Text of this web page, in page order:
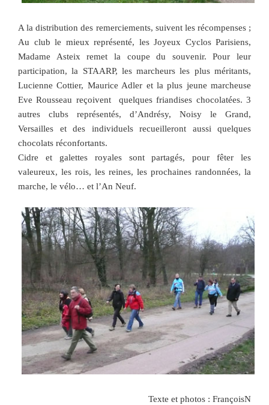
A la distribution des remerciements, suivent les récompenses ;
Au club le mieux représenté, les Joyeux Cyclos Parisiens,
Madame Asteix remet la coupe du souvenir. Pour leur
participation, la STAARP, les marcheurs les plus méritants,
Lucienne Cottier, Maurice Adler et la plus jeune marcheuse
Eve Rousseau reçoivent quelques friandises chocolatées. 3
autres clubs représentés, d’Andrésy, Noisy le Grand,
Versailles et des individuels recueilleront aussi quelques
chocolats réconfortants.
Cidre et galettes royales sont partagés, pour fêter les
valeureux, les rois, les reines, les prochaines randonnées, la
marche, le vélo… et l’An Neuf.
Texte et photos : FrançoisN